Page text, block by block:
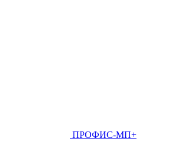
ПРОФИС-МП+